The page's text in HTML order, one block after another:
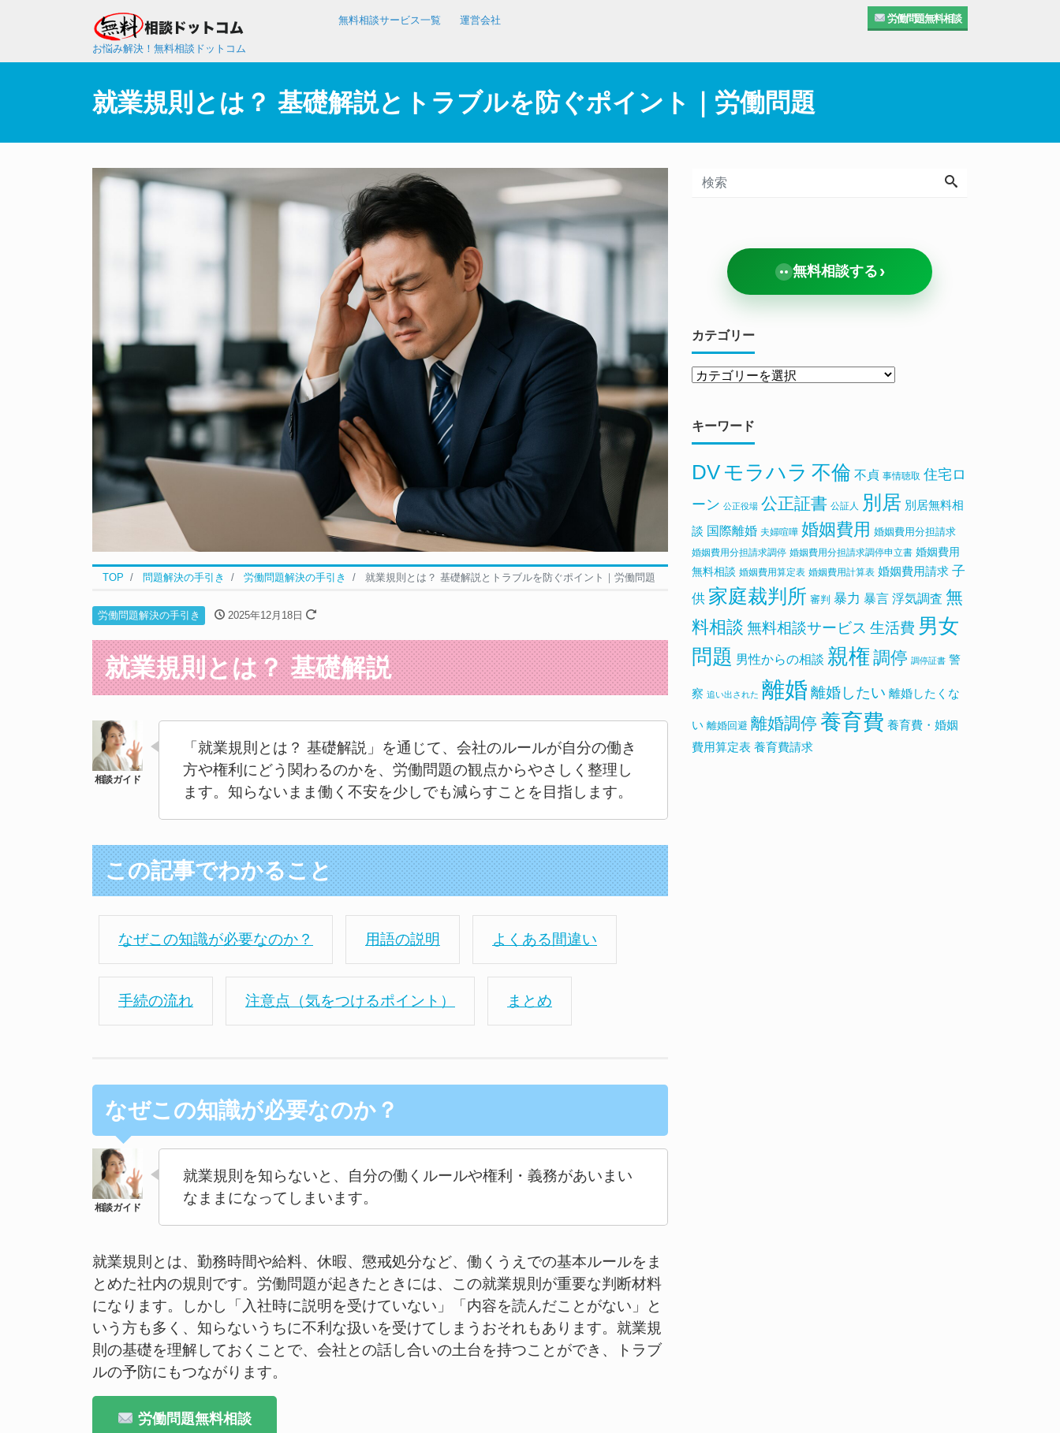
お悩み解決！無料相談ドットコム
無料相談サービス一覧 運営会社 労働問題無料相談
就業規則とは？ 基礎解説とトラブルを防ぐポイント｜労働問題
TOP 問題解決の手引き 労働問題解決の手引き 就業規則とは？ 基礎解説とトラブルを防ぐポイント｜労働問題
労働問題解決の手引き 2025年12月18日
就業規則とは？ 基礎解説
「就業規則とは？ 基礎解説」を通じて、会社のルールが自分の働き
方や権利にどう関わるのかを、労働問題の観点からやさしく整理し
ます。知らないまま働く不安を少しでも減らすことを目指します。
この記事でわかること
なぜこの知識が必要なのか？ 用語の説明 よくある間違い
手続の流れ 注意点（気をつけるポイント） まとめ
なぜこの知識が必要なのか？
就業規則を知らないと、自分の働くルールや権利・義務があいまい
なままになってしまいます。
就業規則とは、勤務時間や給料、休暇、懲戒処分など、働くうえでの基本ルールをま
とめた社内の規則です。労働問題が起きたときには、この就業規則が重要な判断材料
になります。しかし「入社時に説明を受けていない」「内容を読んだことがない」と
いう方も多く、知らないうちに不利な扱いを受けてしまうおそれもあります。就業規
則の基礎を理解しておくことで、会社との話し合いの土台を持つことができ、トラブ
ルの予防にもつながります。
労働問題無料相談
無料相談する ›
カテゴリー
キーワード
DV モラハラ 不倫 不貞 事情聴取 住宅ロ
ーン 公正役場 公正証書 公証人 別居 別居無料相
談 国際離婚 夫婦喧嘩 婚姻費用 婚姻費用分担請求
婚姻費用分担請求調停 婚姻費用分担請求調停申立書 婚姻費用
無料相談 婚姻費用算定表 婚姻費用計算表 婚姻費用請求 子
供 家庭裁判所 審判 暴力 暴言 浮気調査 無
料相談 無料相談サービス 生活費 男女
問題 男性からの相談 親権 調停 調停証書 警
察 追い出された 離婚 離婚したい 離婚したくな
い 離婚回避 離婚調停 養育費 養育費・婚姻
費用算定表 養育費請求